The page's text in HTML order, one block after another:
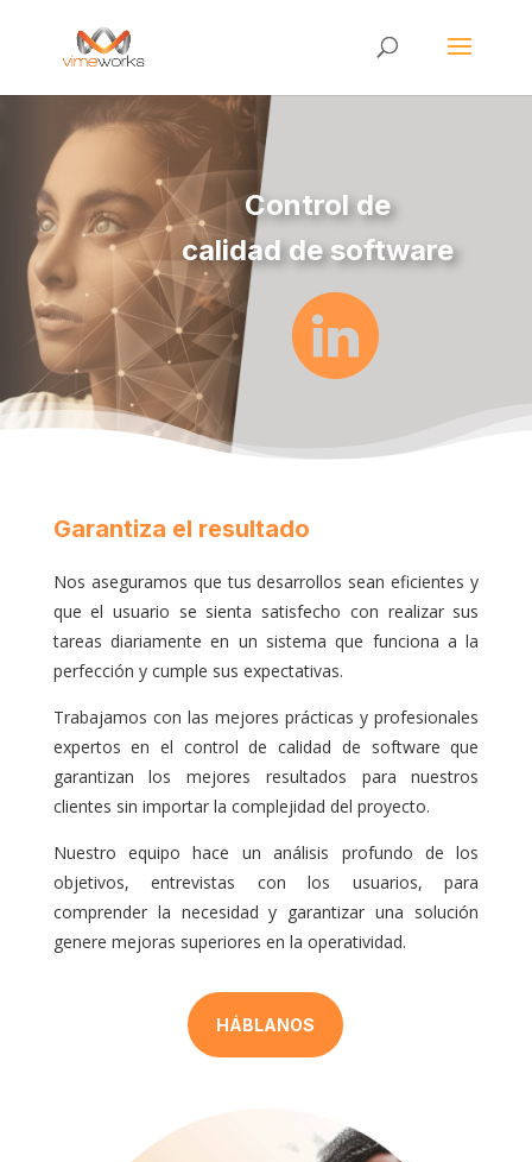
Control de
calidad de software
Garantiza el resultado
Nos aseguramos que tus desarrollos sean eficientes y
que el usuario se sienta satisfecho con realizar sus
tareas diariamente en un sistema que funciona a la
perfección y cumple sus expectativas.
Trabajamos con las mejores prácticas y profesionales
expertos en el control de calidad de software que
garantizan los mejores resultados para nuestros
clientes sin importar la complejidad del proyecto.
Nuestro equipo hace un análisis profundo de los
objetivos, entrevistas con los usuarios, para
comprender la necesidad y garantizar una solución
genere mejoras superiores en la operatividad.
HÁBLANOS